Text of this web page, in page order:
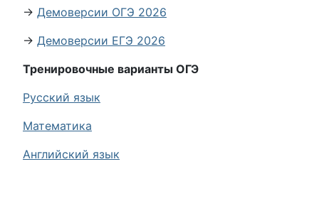
→ Демоверсии ОГЭ 2026
→ Демоверсии ЕГЭ 2026
Тренировочные варианты ОГЭ
Русский язык
Математика
Английский язык